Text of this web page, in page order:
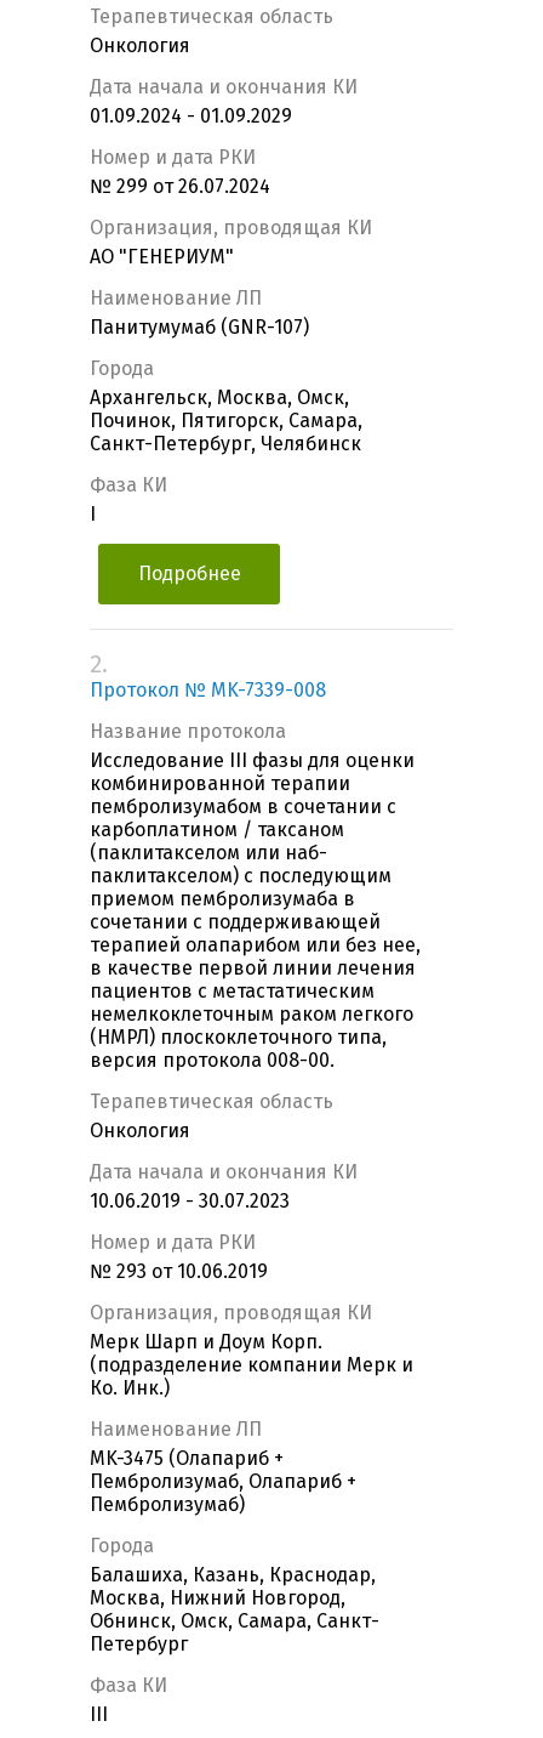
Терапевтическая область
Онкология
Дата начала и окончания КИ
01.09.2024 - 01.09.2029
Номер и дата РКИ
№ 299 от 26.07.2024
Организация, проводящая КИ
АО "ГЕНЕРИУМ"
Наименование ЛП
Панитумумаб (GNR-107)
Города
Архангельск, Москва, Омск,
Починок, Пятигорск, Самара,
Санкт-Петербург, Челябинск
Фаза КИ
Подробнее
2.
Протокол № MK-7339-008
Название протокола
Исследование III фазы для оценки
комбинированной терапии
пембролизумабом в сочетании с
карбоплатином / таксаном
(паклитакселом или наб-
паклитакселом) c последующим
приемом пембролизумаба в
сочетании с поддерживающей
терапией олапарибом или без нее,
в качестве первой линии лечения
пациентов с метастатическим
немелкоклеточным раком легкого
(НМРЛ) плоскоклеточного типа,
версия протокола 008-00.
Терапевтическая область
Онкология
Дата начала и окончания КИ
10.06.2019 - 30.07.2023
Номер и дата РКИ
№ 293 от 10.06.2019
Организация, проводящая КИ
Мерк Шарп и Доум Корп.
(подразделение компании Мерк и
Ко. Инк.)
Наименование ЛП
MK-3475 (Олапариб +
Пембролизумаб, Олапариб +
Пембролизумаб)
Города
Балашиха, Казань, Краснодар,
Москва, Нижний Новгород,
Обнинск, Омск, Самара, Санкт-
Петербург
Фаза КИ